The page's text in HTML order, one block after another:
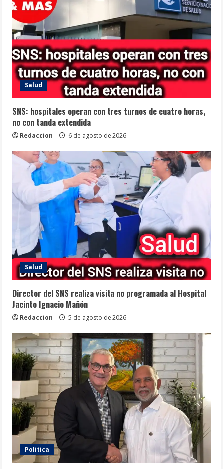
Salud
SNS: hospitales operan con tres turnos de cuatro horas,
no con tanda extendida
Redaccion 6 de agosto de 2026
Salud
Director del SNS realiza visita no programada al Hospital
Jacinto Ignacio Mañón
Redaccion 5 de agosto de 2026
Politica